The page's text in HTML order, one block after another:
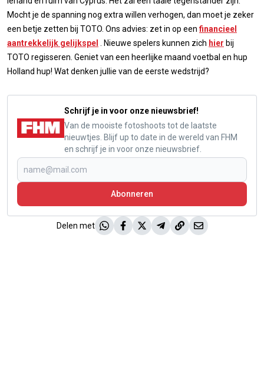
Mocht je de spanning nog extra willen verhogen, dan moet je zeker
een betje zetten bij TOTO. Ons advies: zet in op een financieel
aantrekkelijk gelijkspel . Nieuwe spelers kunnen zich hier bij
TOTO regisseren. Geniet van een heerlijke maand voetbal en hup
Holland hup! Wat denken jullie van de eerste wedstrijd?
Schrijf je in voor onze nieuwsbrief!
Van de mooiste fotoshoots tot de laatste
nieuwtjes. Blijf up to date in de wereld van FHM
en schrijf je in voor onze nieuwsbrief.
Abonneren
Delen met